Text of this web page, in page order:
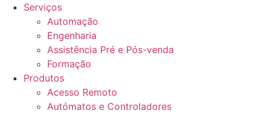
Serviços
Automação
Engenharia
Assistência Pré e Pós-venda
Formação
Produtos
Acesso Remoto
Autómatos e Controladores